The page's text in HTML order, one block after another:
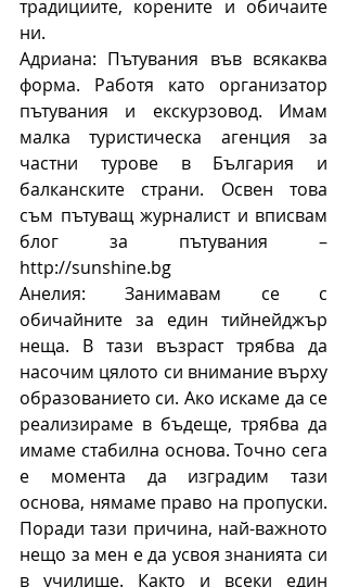
традициите, корените и обичаите
ни.
Адриана: Пътувания във всякаква
форма. Работя като организатор
пътувания и екскурзовод. Имам
малка туристическа агенция за
частни турове в България и
балканските страни. Освен това
съм пътуващ журналист и вписвам
блог за пътувания –
http://sunshine.bg
Анелия: Занимавам се с
обичайните за един тийнейджър
неща. В тази възраст трябва да
насочим цялото си внимание върху
образованието си. Ако искаме да се
реализираме в бъдеще, трябва да
имаме стабилна основа. Точно сега
е момента да изградим тази
основа, нямаме право на пропуски.
Поради тази причина, най-важното
нещо за мен е да усвоя знанията си
в училище. Както и всеки един